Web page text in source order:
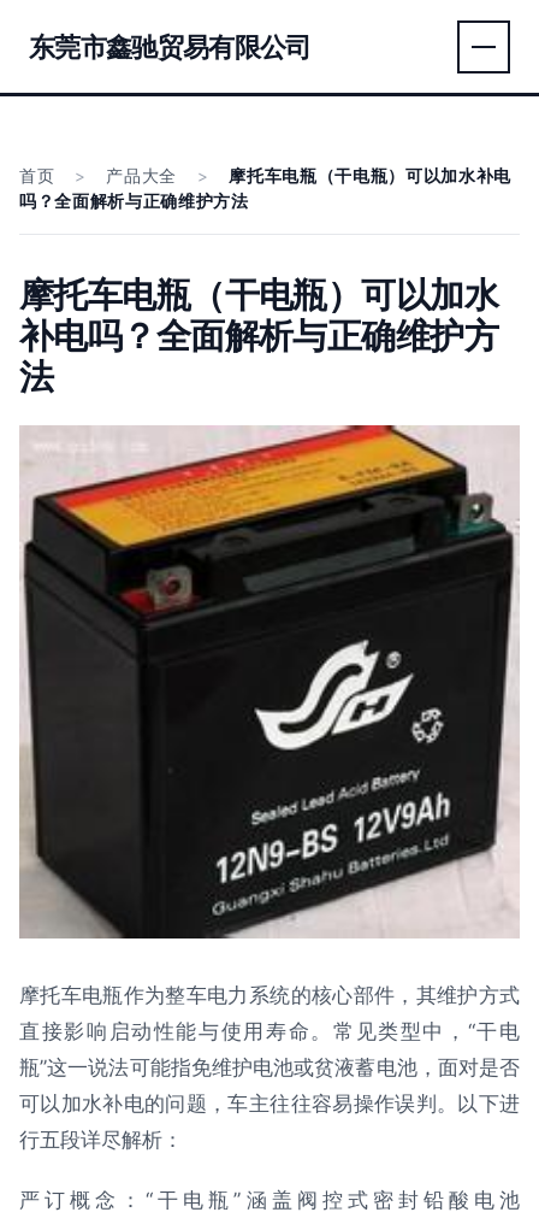
东莞市鑫驰贸易有限公司
首页 > 产品大全 >
摩托车电瓶（干电瓶）可以加水补电
吗？全面解析与正确维护方法
摩托车电瓶（干电瓶）可以加水
补电吗？全面解析与正确维护方
法
摩托车电瓶作为整车电力系统的核心部件，其维护方式
直接影响启动性能与使用寿命。常见类型中，“干电
瓶”这一说法可能指免维护电池或贫液蓄电池，面对是否
可以加水补电的问题，车主往往容易操作误判。以下进
行五段详尽解析：
严订概念：“干电瓶”涵盖阀控式密封铅酸电池